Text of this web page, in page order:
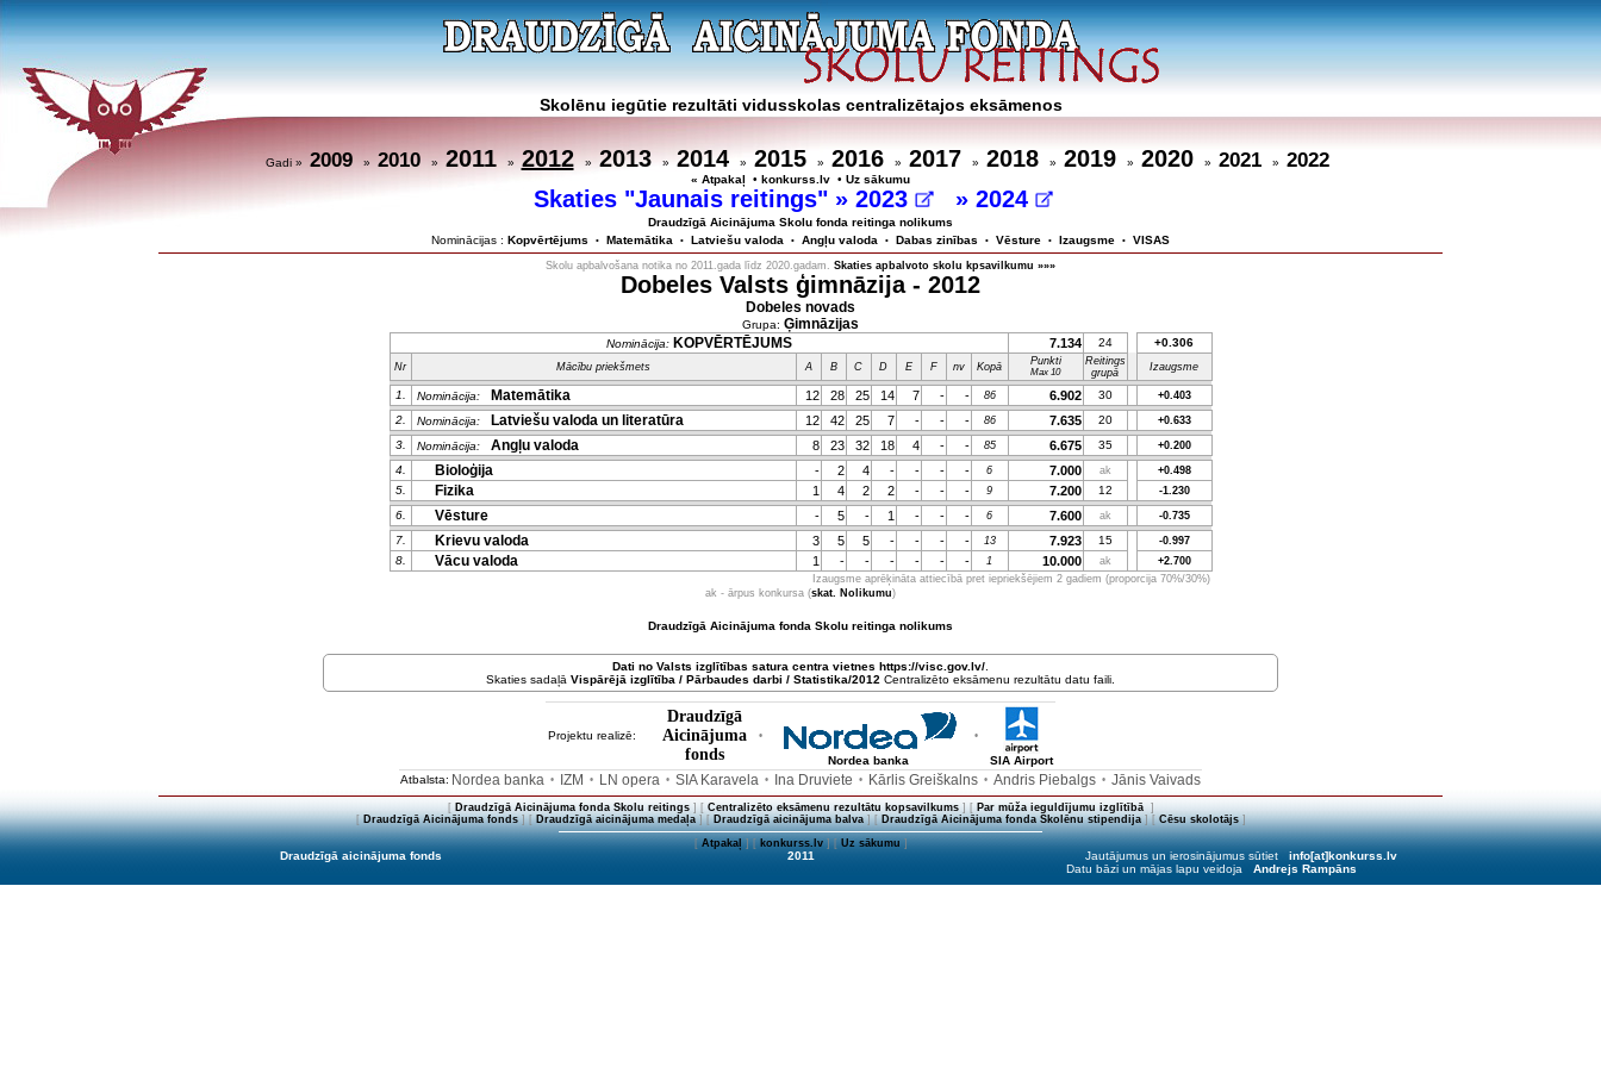
Skolēnu iegūtie rezultāti vidusskolas centralizētajos eksāmenos
Gadi » 2009» 2010» 2011» 2012» 2013» 2014» 2015» 2016» 2017 » 2018» 2019» 2020» 2021» 2022
« Atpakaļ • konkurss.lv • Uz sākumu
Skaties "Jaunais reitings" »2023 » 2024
Draudzīgā Aicinājuma Skolu fonda reitinga nolikums
Nominācijas : Kopvērtējums • Matemātika • Latviešu valoda • Angļu valoda • Dabas zinības • Vēsture • Izaugsme • VISAS
Skolu apbalvošana notika no 2011.gada līdz 2020.gadam. Skaties apbalvoto skolu kpsavilkumu »»»
Dobeles Valsts ģimnāzija - 2012
Dobeles novads
Grupa: Ģimnāzijas
Nominācija: KOPVĒRTĒJUMS 7.134 24 +0.306
Nr Mācību priekšmets A B C D E F nv Kopā Punkti
Max 10
Reitings
grupā
Izaugsme
1. Nominācija: Matemātika 12 28 25 14 7 - - 86 6.902 30 +0.403
2. Nominācija: Latviešu valoda un literatūra 12 42 25 7 - - - 86 7.635 20 +0.633
3. Nominācija: Angļu valoda 8 23 32 18 4 - - 85 6.675 35 +0.200
4. Bioloģija - 2 4 - - - - 6 7.000 ak +0.498
5. Fizika 1 4 2 2 - - - 9 7.200 12 -1.230
6. Vēsture - 5 - 1 - - - 6 7.600 ak -0.735
7. Krievu valoda 3 5 5 - - - - 13 7.923 15 -0.997
8. Vācu valoda 1 - - - - - - 1 10.000 ak
+2.700
Izaugsme aprēķināta attiecībā pret iepriekšējiem 2 gadiem (proporcija 70%/30%)
ak - ārpus konkursa (skat. Nolikumu)
Draudzīgā Aicinājuma fonda Skolu reitinga nolikums
Dati no Valsts izglītības satura centra vietnes https://visc.gov.lv/
Skaties sadaļā Vispārējā izglītība / Pārbaudes darbi / Statistika/2012 Centralizēto eksāmenu rezultātu datu faili.
Projektu realizē:
Draudzīgā
Aicinājuma
fonds
•
Nordea banka
•
SIA Airport
Atbalsta: Nordea banka • IZM • LN opera • SIA Karavela • Ina Druviete • Kārlis Greiškalns • Andris Piebalgs • Jānis Vaivads
[ Draudzīgā Aicinājuma fonda Skolu reitings] [ Centralizēto eksāmenu rezultātu kopsavilkums] [ Par mūža ieguldījumu izglītībā ]
[Draudzīgā Aicinājuma fonds] [Draudzīgā aicinājuma medaļa] [Draudzīgā aicinājuma balva] [Draudzīgā Aicinājuma fonda Skolēnu stipendija] [Cēsu skolotājs]
[Atpakaļ] [konkurss.lv] [Uz sākumu]
Draudzīgā aicinājuma fonds 2011 Jautājumus un ierosinājumus sūtiet info[at]konkurss.lv
Datu bāzi un mājas lapu veidoja Andrejs Rampāns